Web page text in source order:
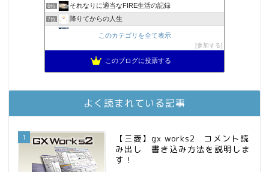
6位 それなりに適当なFIRE生活の記録
7位 降りてからの人生
2023年(46歳)FIRE！！！＠20XX年FIRE！！！
スパコンSEが効率的投資で一家セミリタイアするブログ
11位 MBAのインデックス投資日記
庶民的家族がインデックス投資でセミリタイア目指してみた
このカテゴリを全て表示
参加する
このブログに投票する
よく読まれている記事
1
【三菱】gx works2 コメント読
み出し 書き込み方法を説明しま
す！